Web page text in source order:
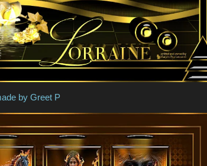
/ made by Greet P